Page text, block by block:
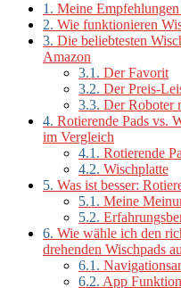
1. Meine
2. Wie funktionieren
3. Die beliebtesten
Amazon
3.1. Der Favorit
3.2. Der Preis-
3.3. Der Roboter
4. Rotierende Pads vs.
im Vergleich
4.1. Rotierende
4.2. Wischplatte
5. Was ist besser:
5.1. Meine
5.2.
6. Wie wähle ich den
drehenden Wischpads
6.1.
6.2. App